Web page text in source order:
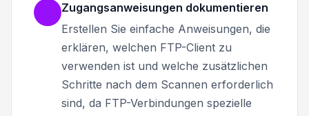
Zugangsanweisungen dokumentieren
Erstellen Sie einfache Anweisungen, die
erklären, welchen FTP-Client zu
verwenden ist und welche zusätzlichen
Schritte nach dem Scannen erforderlich
sind, da FTP-Verbindungen spezielle